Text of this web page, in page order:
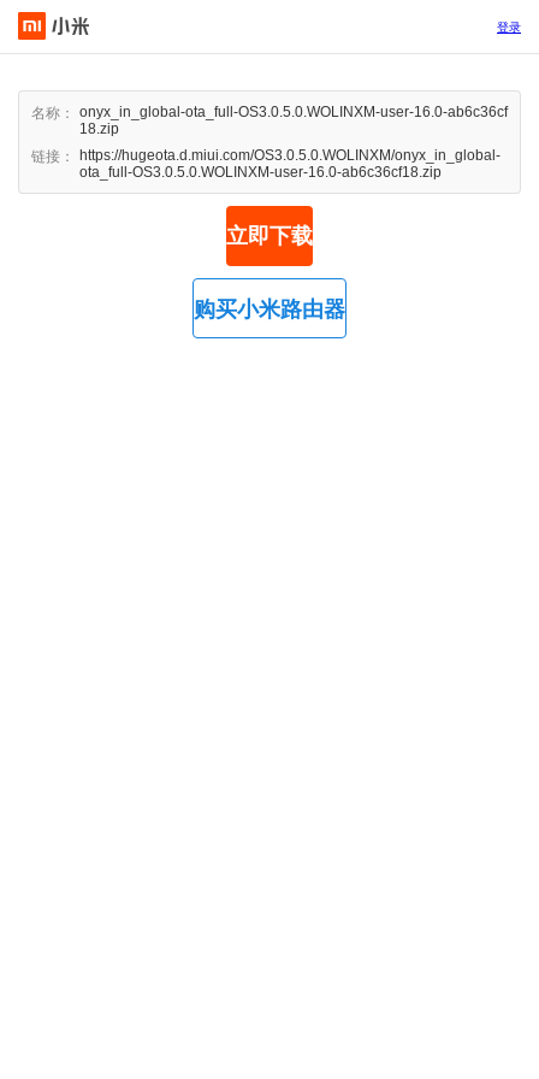
登录
名称：
onyx_in_global-ota_full-OS3.0.5.0.WOLINXM-user-16.0-ab6c36cf
18.zip
链接：
https://hugeota.d.miui.com/OS3.0.5.0.WOLINXM/onyx_in_global-
ota_full-OS3.0.5.0.WOLINXM-user-16.0-ab6c36cf18.zip
立即下载
购买小米路由器